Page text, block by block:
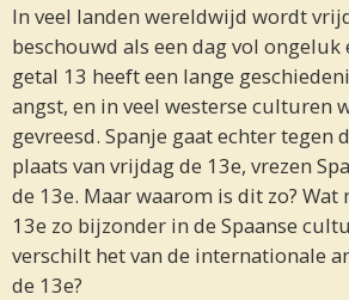
In veel landen wereldwijd wordt
beschouwd als een dag vol
getal 13 heeft een lange
angst, en in veel westerse culturen
gevreesd. Spanje gaat echter tegen
plaats van vrijdag de 13e, vrezen
de 13e. Maar waarom is dit zo? Wat
13e zo bijzonder in de Spaanse
verschilt het van de internationale
de 13e?